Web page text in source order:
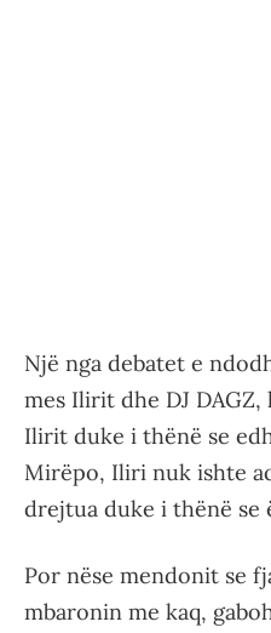
Një nga debatet e
mes Ilirit dhe DJ
Ilirit duke i thënë se
Mirëpo, Iliri nuk ishte
drejtua duke i thënë se
Por nëse mendonit se
mbaronin me kaq,